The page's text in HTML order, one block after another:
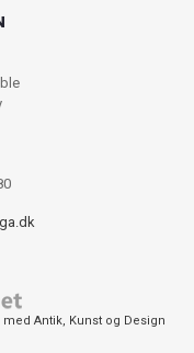
Antik, Kunst og Design